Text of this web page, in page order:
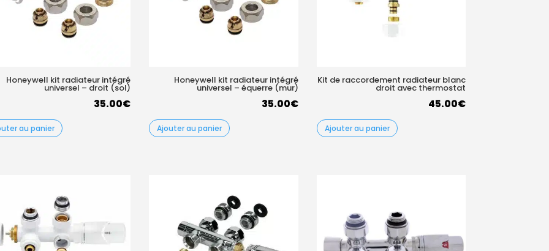
Honeywell kit radiateur intégré
universel – droit (sol)
35.00€
au panier
Honeywell kit radiateur intégré
universel – équerre (mur)
35.00€
Ajouter au panier
Kit de raccordement radiateur blanc
droit avec thermostat
45.00€
Ajouter au panier